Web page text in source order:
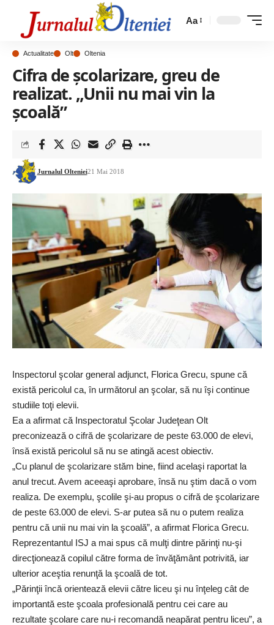
Aa
Actualitate Olt Oltenia
Cifra de școlarizare, greu de
realizat. „Unii nu mai vin la
școală”
Jurnalul Olteniei21 Mai 2018
Inspectorul şcolar general adjunct, Florica Grecu, spune că
există pericolul ca, în următorul an şcolar, să nu îşi continue
studiile toţi elevii.
Ea a afirmat că Inspectoratul Şcolar Judeţean Olt
preconizează o cifră de şcolarizare de peste 63.000 de elevi,
însă există pericolul să nu se atingă acest obiectiv.
„Cu planul de şcolarizare stăm bine, fiind acelaşi raportat la
anul trecut. Avem aceeaşi aprobare, însă nu ştim dacă o vom
realiza. De exemplu, şcolile şi-au propus o cifră de şcolarizare
de peste 63.000 de elevi. S-ar putea să nu o putem realiza
pentru că unii nu mai vin la şcoală”, a afirmat Florica Grecu.
Reprezentantul ISJ a mai spus că mulţi dintre părinţi nu-şi
direcţionează copilul către forma de învăţământ potrivită, iar
ulterior aceştia renunţă la şcoală de tot.
„Părinţii încă orientează elevii către liceu şi nu înţeleg cât de
importantă este şcoala profesională pentru cei care au
rezultate şcolare care nu-i recomandă neapărat pentru liceu”, a